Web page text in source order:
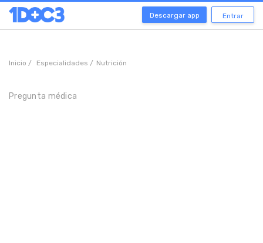
Descargar app Entrar
Inicio / Especialidades / Nutrición
Pregunta médica